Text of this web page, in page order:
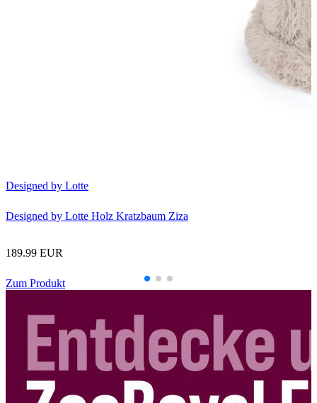
Designed by Lotte
Designed by Lotte Holz Kratzbaum Ziza
189.99 EUR
Zum Produkt